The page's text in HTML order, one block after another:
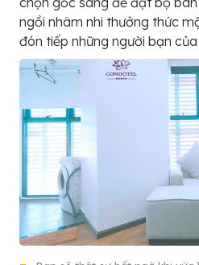
ngồi nhâm nhi thưởng thức
đón tiếp những người bạn của